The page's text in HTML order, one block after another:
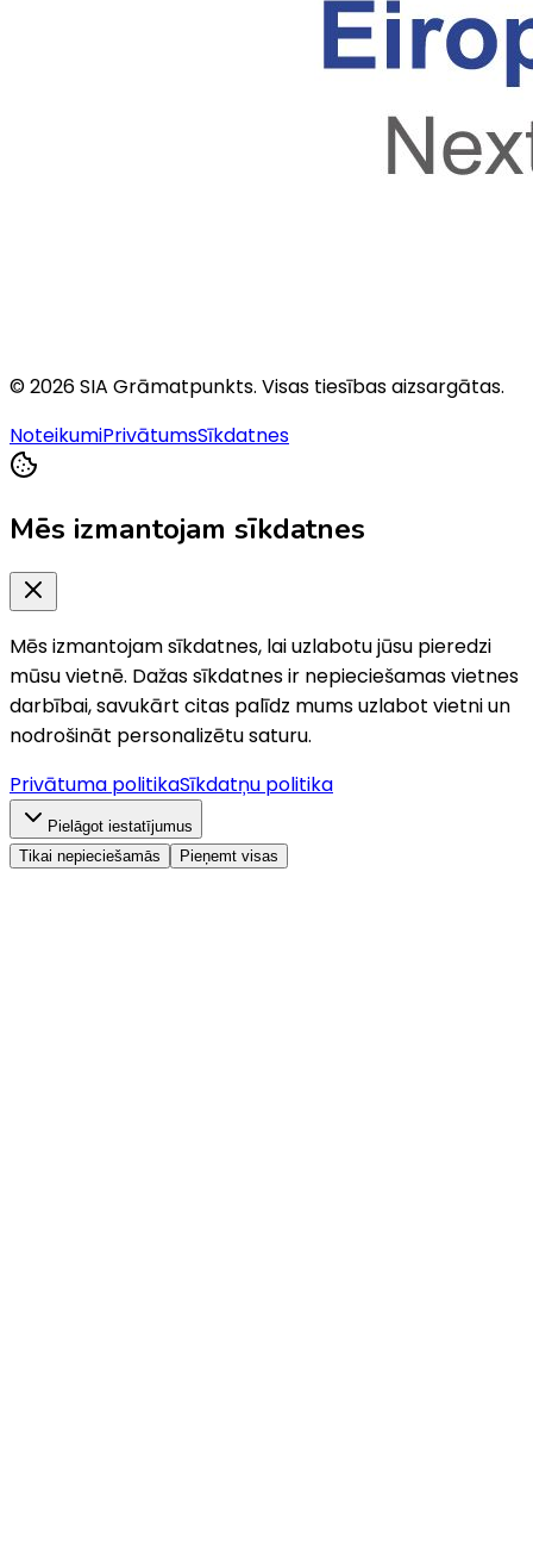
©2026SIA Grāmatpunkts. Visas tiesības aizsargātas.
NoteikumiPrivātumsSīkdatnes
Mēs izmantojam sīkdatnes
Mēs izmantojam sīkdatnes, lai uzlabotu jūsu pieredzi
mūsu vietnē. Dažas sīkdatnes ir nepieciešamas vietnes
darbībai, savukārt citas palīdz mums uzlabot vietni un
nodrošināt personalizētu saturu.
Privātuma politikaSīkdatņu politika
Pielāgot iestatījumus
Tikai nepieciešamās
Pieņemt visas